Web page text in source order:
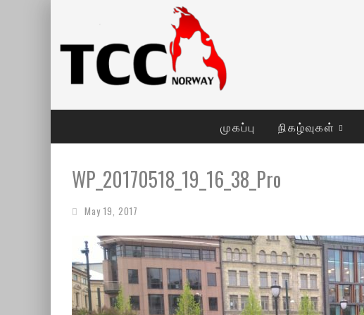
முகப்பு நிகழ்வுகள்
WP_20170518_19_16_38_Pro
May 19, 2017